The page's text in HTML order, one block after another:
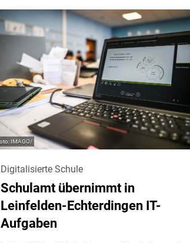
IMAGO/
Digitalisierte Schule
Schulamt übernimmt in
Leinfelden-Echterdingen IT-
Aufgaben